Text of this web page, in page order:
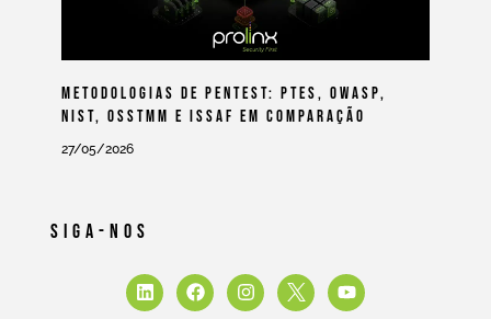
Metodologias De Pentest: PTES, OWASP,
NIST, OSSTMM E ISSAF Em Comparação
27/05/2026
Siga-Nos